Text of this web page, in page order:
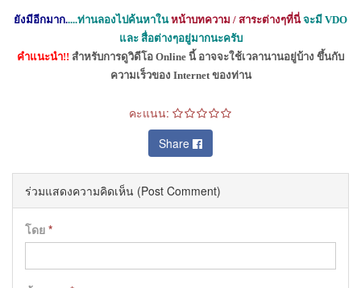
ยังมีอีกมาก.....ท่านลองไปค้นหาในหน้าบทความ / สาระต่างๆที่นี่จะมี VDO
และ สื่อต่างๆอยู่มากนะครับ
คำแนะนำ!! สำหรับการดูวิดีโอ Online นี้ อาจจะใช้เวลานานอยู่บ้าง ขึ้นกับ
ความเร็วของ Internetของท่าน
คะแนน:
Share
ร่วมแสดงความคิดเห็น (Post Comment)
โดย *